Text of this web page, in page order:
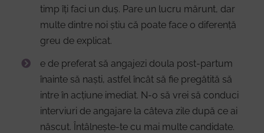
timp îți faci un duș. Pare un lucru mărunt, dar
multe dintre noi știu că poate face o diferență
greu de explicat.
e de preferat să angajezi doula post-partum
înainte să naști, astfel încât să fie pregătită să
intre în acțiune imediat. N-o să vrei să conduci
interviuri de angajare la câteva zile după ce ai
născut. Întâlnește-te cu mai multe candidate.